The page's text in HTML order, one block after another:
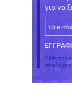
για να
* Με την